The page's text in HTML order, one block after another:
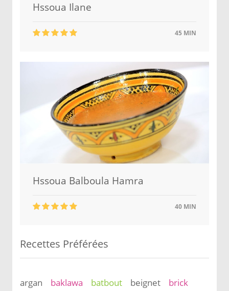
Hssoua Ilane
45 MIN
Hssoua Balboula Hamra
40 MIN
Recettes Préférées
argan baklawa batbout beignet brick